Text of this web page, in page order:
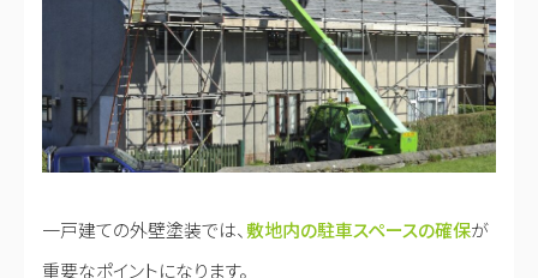
一戸建ての外壁塗装では、 敷地内の駐車スペースの確保が
重要なポイントになります。